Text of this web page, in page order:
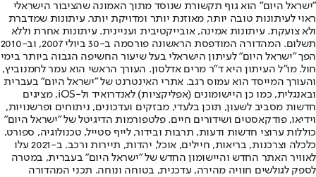
"ישראל היום" הוא גוף תקשורת שנוסד מתוך האמונה שהציבור הישראלי
ראוי לעיתונות טובה יותר, מאוזנת יותר ומדויקת יותר. עיתונות שמדברת
ולא צועקת. עיתונות אמינה, אובייקטיבית ועניינית. עיתונות אחרת וללא
תשלום. המהדורה המודפסת הראשונה פורסמה ב-30 ביולי 2007, וב-2010
הפך "ישראל היום" לעיתון הישראלי בעל שיעור החשיפה הגבוה ביותר בימי
חול. מו"ל העיתון היא ד"ר מרים אדלסון. העורך הראשי הוא עמר לחמנוביץ,
והעורך המייסד הוא עמוס רגב. אתרי האינטרנט של "ישראל היום" בעברית
ובאנגלית, כמו כן היישומונים (אפליקציות) לאנדרואיד ול-iOS, מציגים
חדשות מסביב לשעון, תוכן בלעדי, מבזקים ועדכונים, ניתוחים ופרשנויות,
וידיאו, פודקאסטים ושידורים חיים. פלטפורמות הדיגיטל של "ישראל היום"
כוללות ערוצי חדשות ודעות, תרבות ובידור, לייף סטייל, טכנולוגיה, ספורט,
כלכלה וצרכנות, בריאות, חיילים, אוכל, יהדות, תיירות ורכב. ב-2021 עלו
לאוויר האתר החדש והיישומון החדש של "ישראל היום" בעברית, במטרה
לספק לגולשים חוויה מהירה, עדכנית, בטוחה ונוחה. תכני המהדורה